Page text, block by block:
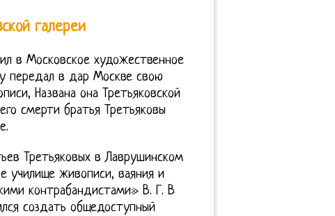
галереи
в Московское художественное
передал в дар Москве свою
Названа она Третьяковской
смерти братья Третьяковы
Третьяковых в Лаврушинском
училище живописи, ваяния и
контрабандистами» В. Г. В
создать общедоступный